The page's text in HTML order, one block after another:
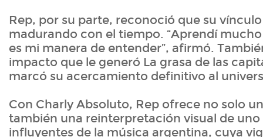
Rep, por su parte, reconoció que su
madurando con el tiempo. “Aprendí
es mi manera de entender”, afirmó.
impacto que le generó La grasa de las
marcó su acercamiento definitivo al
Con Charly Absoluto, Rep ofrece no solo
también una reinterpretación visual de uno
influyentes de la música argentina, cuya